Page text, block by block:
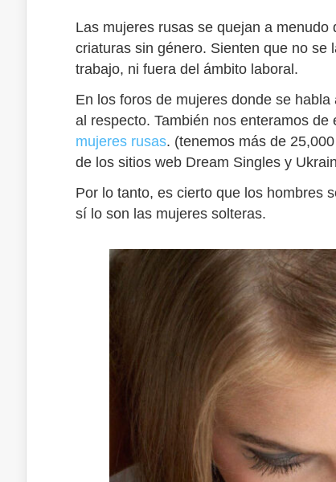
Las mujeres rusas se quejan a
criaturas sin género. Sienten que no se
trabajo, ni fuera del ámbito laboral.
En los foros de mujeres donde se
al respecto. También nos enteramos de
mujeres rusas. (tenemos más de
de los sitios web Dream Singles y
Por lo tanto, es cierto que los hombres
sí lo son las mujeres solteras.